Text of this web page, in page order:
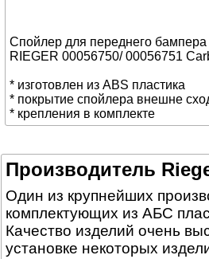
Спойлер для переднего бампера
RIEGER 00056750/ 00056751
* изготовлен из ABS пластика
* покрытие спойлера внешне
* крепления в комплекте
Производитель
Один из крупнейших
комплектующих из АБС
Качество изделий очень
установке некоторых